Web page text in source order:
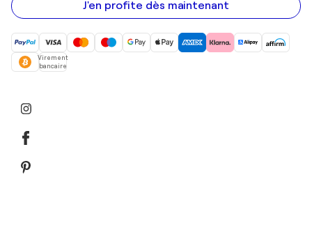
mail
J'en profite dès maintenant
Virement
bancaire